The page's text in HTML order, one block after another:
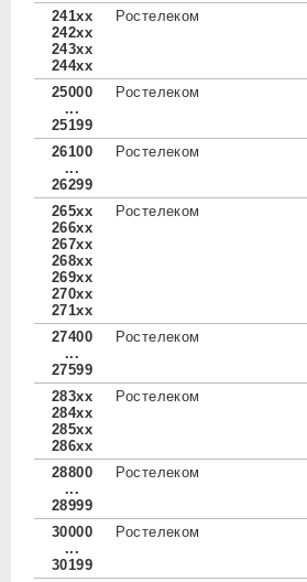
241xx
242xx
243xx
244xx
Ростелеком
25000
...
25199
Ростелеком
26100
...
26299
Ростелеком
265xx
266xx
267xx
268xx
269xx
270xx
271xx
Ростелеком
27400
...
27599
Ростелеком
283xx
284xx
285xx
286xx
Ростелеком
28800
...
28999
Ростелеком
30000
...
30199
Ростелеком